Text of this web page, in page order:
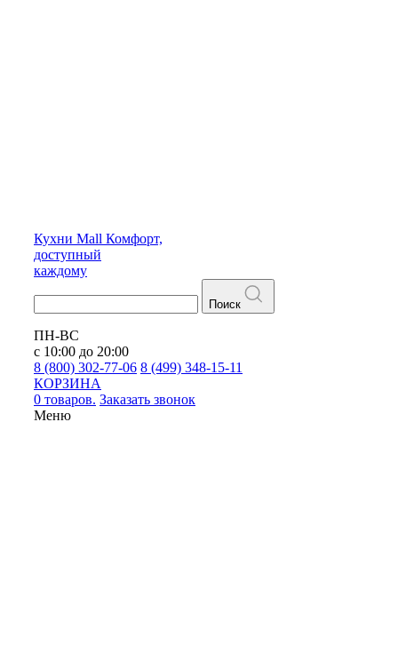
Кухни Mall Комфорт,
доступный
каждому
Поиск
ПН-ВС
с 10:00 до 20:00
8 (800) 302-77-06 8 (499) 348-15-11
КОРЗИНА
0 товаров. Заказать звонок
Меню